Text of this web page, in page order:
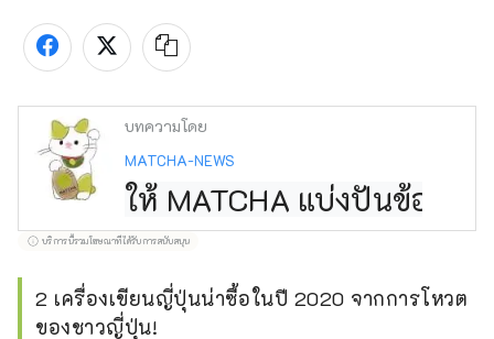
บทความโดย
MATCHA-NEWS
ให้ MATCHA แบ่งปันข้อมู
บริการนี้รวมโฆษณาที่ได้รับการสนับสนุน
2 เครื่องเขียนญี่ปุ่นน่าซื้อในปี 2020 จากการโหวต
ของชาวญี่ปุ่น!